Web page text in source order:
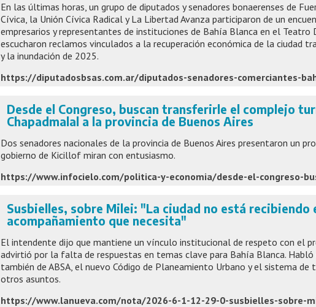
En las últimas horas, un grupo de diputados y senadores bonaerenses de
Cívica, la Unión Cívica Radical y La Libertad Avanza participaron de un
empresarios y representantes de instituciones de Bahía Blanca en el Teatro
escucharon reclamos vinculados a la recuperación económica de la ciudad
y la inundación de 2025.
https://diputadosbsas.com.ar/diputados-senadores-comerciantes-
Desde el Congreso, buscan transferirle el complejo
Chapadmalal a la provincia de Buenos Aires
Dos senadores nacionales de la provincia de Buenos Aires presentaron un
gobierno de Kicillof miran con entusiasmo.
Susbielles, sobre Milei: "La ciudad no está recibiendo
acompañamiento que necesita"
El intendente dijo que mantiene un vínculo institucional de respeto con el
advirtió por la falta de respuestas en temas clave para Bahía Blanca. Habló
también de ABSA, el nuevo Código de Planeamiento Urbano y el sistema
otros asuntos.